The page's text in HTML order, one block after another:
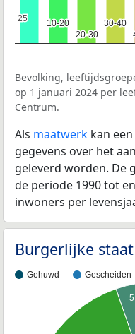
10-20
10-20
20-30
20-30
30-40
30-40
25
25
Bevolking,
op 1 januari 2024 per
Centrum.
Als maatwerk kan
gegevens over het
geleverd worden. De
de periode 1990 tot
inwoners per
Burgerlijke
Gehuwd Gescheiden